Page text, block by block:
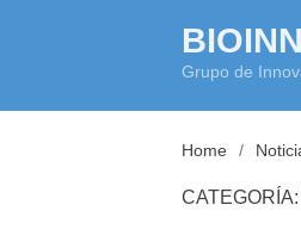
Grupo de
Home
CATEGORÍA: